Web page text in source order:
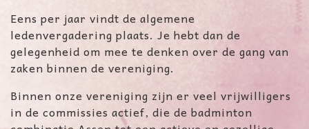
Eens per jaar vindt de algemene
ledenvergadering plaats. Je hebt dan de
gelegenheid om mee te denken over de gang van
zaken binnen de vereniging.
Binnen onze vereniging zijn er veel vrijwilligers
in de commissies actief, die de badminton